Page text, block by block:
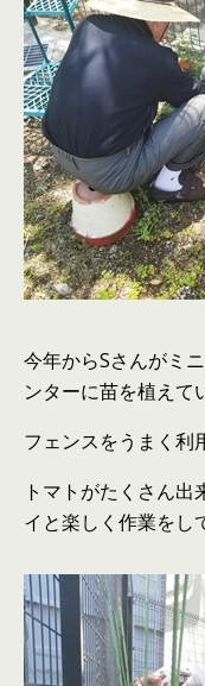
今年からSさんがミ
ンターに苗を植えて
フェンスをうまく利
トマトがたくさん
イと楽しく作業をし